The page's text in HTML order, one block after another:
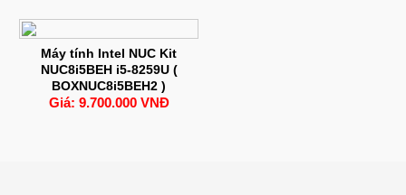
Máy tính Intel NUC Kit
NUC8i5BEH i5-8259U (
BOXNUC8i5BEH2 )
Giá: 9.700.000 VNĐ